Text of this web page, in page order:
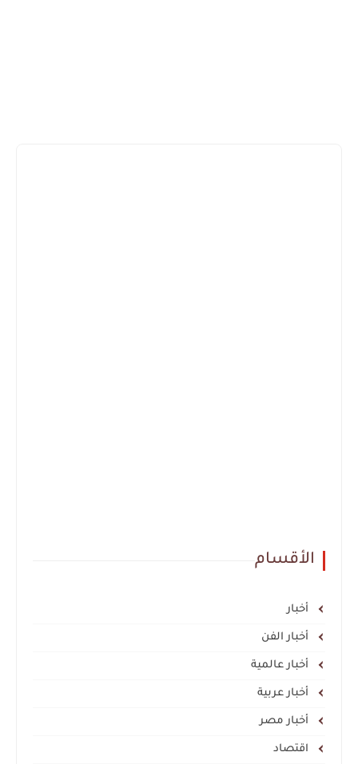
الأقسام
أخبار
أخبار الفن
أخبار عالمية
أخبار عربية
أخبار مصر
اقتصاد